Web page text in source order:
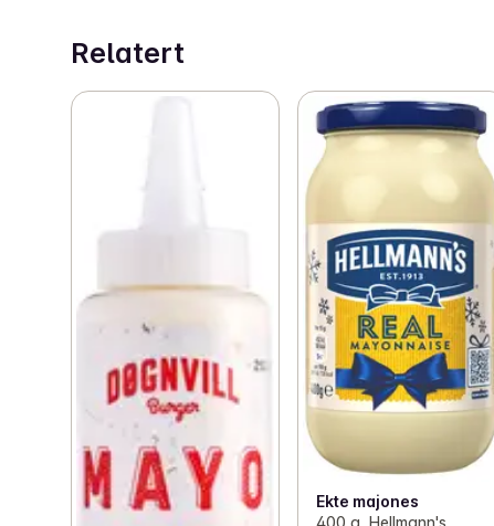
Relatert
Ekte majones